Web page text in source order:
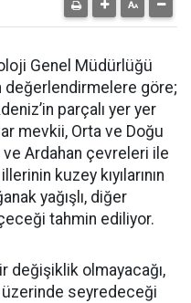
Genel Müdürlüğü
değerlendirmelere göre;
parçalı yer yer
mevkii, Orta ve Doğu
ve Ardahan çevreleri ile
kuzey kıyılarının
yağışlı, diğer
tahmin ediliyor.
değişiklik olmayacağı,
seyredeceği